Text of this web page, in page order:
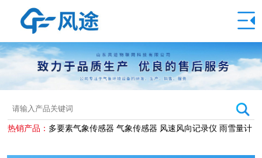
热销产品： 多要素气象传感器 气象传感器 风速风向记录仪 雨雪量计